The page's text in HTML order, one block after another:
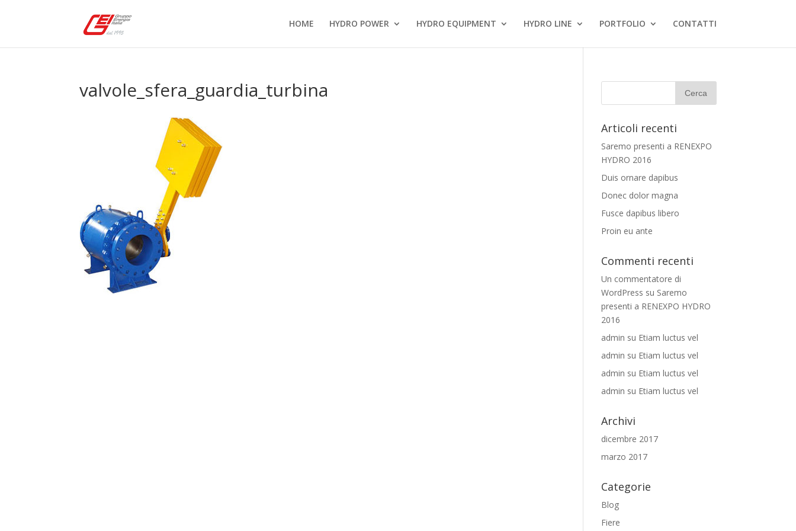
HOME HYDRO POWER HYDRO EQUIPMENT HYDRO LINE PORTFOLIO CONTATTI
valvole_sfera_guardia_turbina
Articoli recenti
Saremo presenti a RENEXPO
HYDRO 2016
Duis ornare dapibus
Donec dolor magna
Fusce dapibus libero
Proin eu ante
Commenti recenti
Un commentatore di
WordPress su Saremo
presenti a RENEXPO HYDRO
2016
admin su Etiam luctus vel
admin su Etiam luctus vel
admin su Etiam luctus vel
admin su Etiam luctus vel
Archivi
dicembre 2017
marzo 2017
Categorie
Blog
Fiere